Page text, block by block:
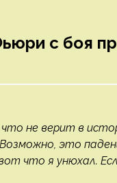
с боя
не верит в
это
что я унюхал.